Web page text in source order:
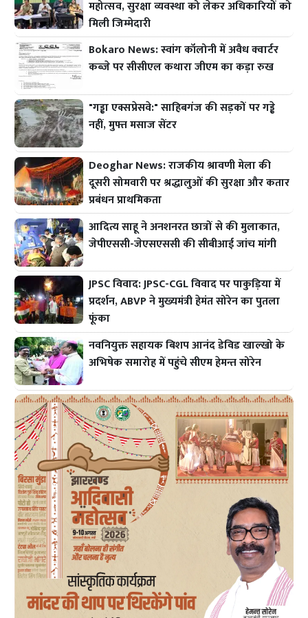
महोत्सव, सुरक्षा व्यवस्था को लेकर अधिकारियों को
मिली जिम्मेदारी
Bokaro News: स्वांग कॉलोनी में अवैध क्वार्टर
कब्जे पर सीसीएल कथारा जीएम का कड़ा रुख
"गड्ढा एक्सप्रेसवे:" साहिबगंज की सड़कों पर गड्ढे
नहीं, मुफ्त मसाज सेंटर
Deoghar News: राजकीय श्रावणी मेला की
दूसरी सोमवारी पर श्रद्धालुओं की सुरक्षा और कतार
प्रबंधन प्राथमिकता
आदित्य साहू ने अनशनरत छात्रों से की मुलाकात,
जेपीएससी-जेएसएससी की सीबीआई जांच मांगी
JPSC विवाद: JPSC-CGL विवाद पर पाकुड़िया में
प्रदर्शन, ABVP ने मुख्यमंत्री हेमंत सोरेन का पुतला
फूंका
नवनियुक्त सहायक बिशप आनंद डेविड खाल्खो के
अभिषेक समारोह में पहुंचे सीएम हेमन्त सोरेन